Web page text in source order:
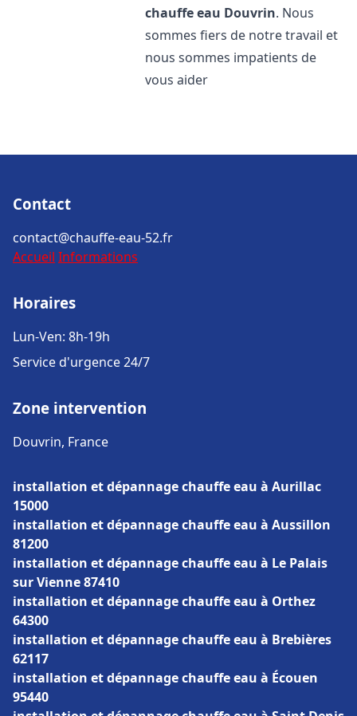
chauffe eau Douvrin. Nous
sommes fiers de notre travail et
nous sommes impatients de
vous aider
Contact
contact@chauffe-eau-52.fr
Accueil Informations
Horaires
Lun-Ven: 8h-19h
Service d'urgence 24/7
Zone intervention
Douvrin, France
installation et dépannage chauffe eau à Aurillac
15000
installation et dépannage chauffe eau à Aussillon
81200
installation et dépannage chauffe eau à Le Palais
sur Vienne 87410
installation et dépannage chauffe eau à Orthez
64300
installation et dépannage chauffe eau à Brebières
62117
installation et dépannage chauffe eau à Écouen
95440